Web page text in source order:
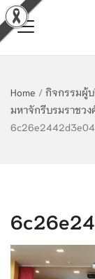
Home / กิจกรรมผู้บ
มหาจักรีบรมราชว